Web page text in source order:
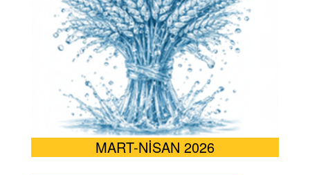
MART-NİSAN 2026